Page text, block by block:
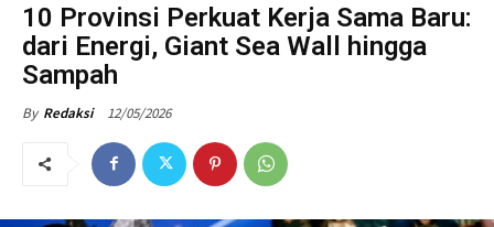
10 Provinsi Perkuat Kerja Sama Baru:
dari Energi, Giant Sea Wall hingga
Sampah
By Redaksi 12/05/2026